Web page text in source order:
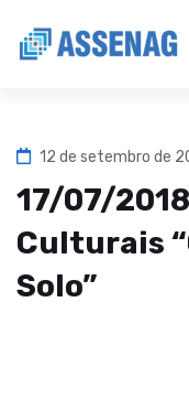
12 de setembro de
17/07/
Culturais
Solo”